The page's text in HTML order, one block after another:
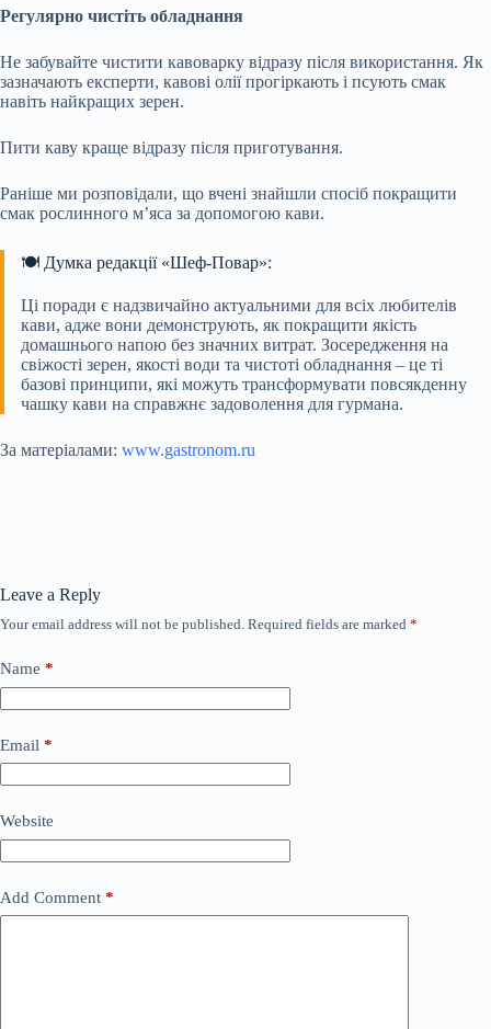
Регулярно чистіть обладнання
Не забувайте чистити кавоварку відразу після використання. Як
зазначають експерти, кавові олії прогіркають і псують смак
навіть найкращих зерен.
Пити каву краще відразу після приготування.
Раніше ми розповідали, що вчені знайшли спосіб покращити
смак рослинного м’яса за допомогою кави.
🍽️ Думка редакції «Шеф-Повар»:
Ці поради є надзвичайно актуальними для всіх любителів
кави, адже вони демонструють, як покращити якість
домашнього напою без значних витрат. Зосередження на
свіжості зерен, якості води та чистоті обладнання – це ті
базові принципи, які можуть трансформувати повсякденну
чашку кави на справжнє задоволення для гурмана.
За матеріалами: www.gastronom.ru
Leave a Reply
Your email address will not be published. Required fields are marked *
Name *
Email *
Website
Add Comment *